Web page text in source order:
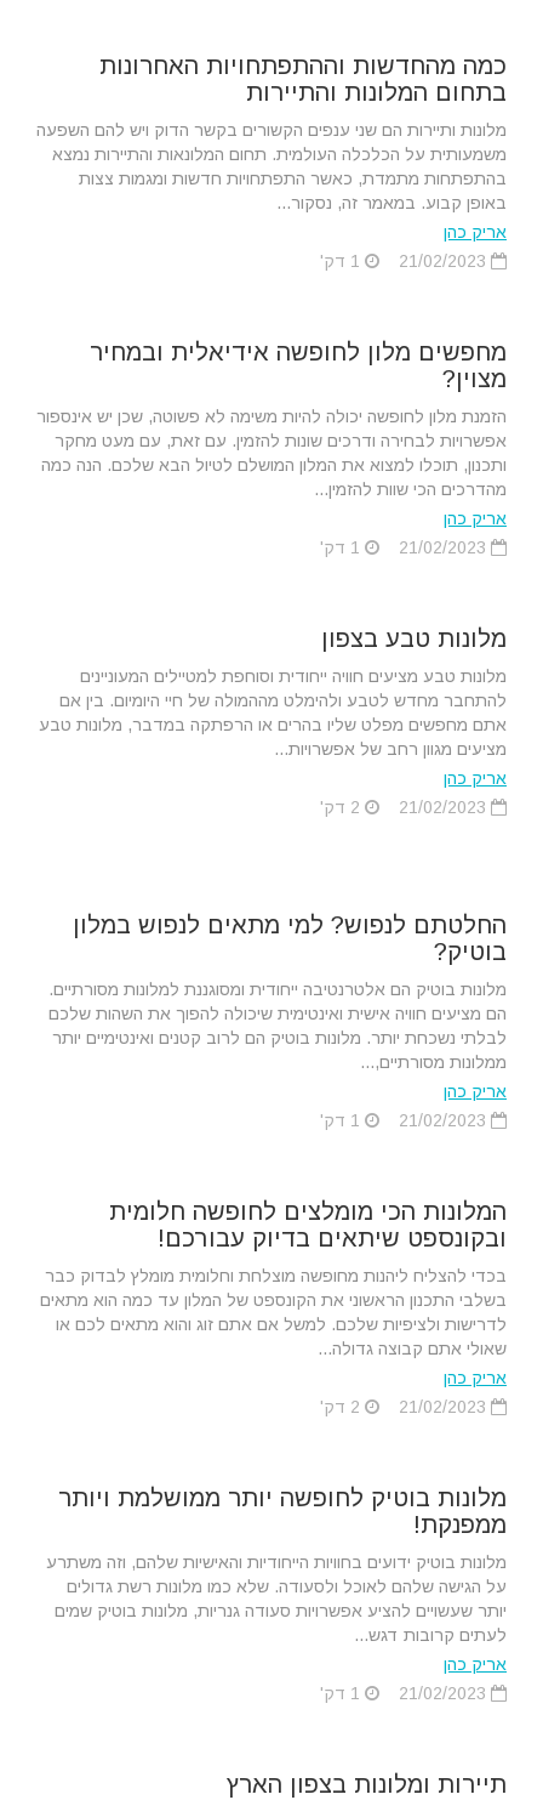
כמה מהחדשות וההתפתחויות האחרונות
בתחום המלונות והתיירות
מלונות ותיירות הם שני ענפים הקשורים בקשר הדוק ויש להם השפעה
משמעותית על הכלכלה העולמית. תחום המלונאות והתיירות נמצא
בהתפתחות מתמדת, כאשר התפתחויות חדשות ומגמות צצות
באופן קבוע. במאמר זה, נסקור...
אריק כהן
מחפשים מלון לחופשה אידיאלית ובמחיר
מצוין?
הזמנת מלון לחופשה יכולה להיות משימה לא פשוטה, שכן יש אינספור
אפשרויות לבחירה ודרכים שונות להזמין. עם זאת, עם מעט מחקר
ותכנון, תוכלו למצוא את המלון המושלם לטיול הבא שלכם. הנה כמה
מהדרכים הכי שוות להזמין...
אריק כהן
מלונות טבע בצפון
מלונות טבע מציעים חוויה ייחודית וסוחפת למטיילים המעוניינים
להתחבר מחדש לטבע ולהימלט מההמולה של חיי היומיום. בין אם
אתם מחפשים מפלט שליו בהרים או הרפתקה במדבר, מלונות טבע
מציעים מגוון רחב של אפשרויות...
אריק כהן
החלטתם לנפוש? למי מתאים לנפוש במלון
בוטיק?
מלונות בוטיק הם אלטרנטיבה ייחודית ומסוגננת למלונות מסורתיים.
הם מציעים חוויה אישית ואינטימית שיכולה להפוך את השהות שלכם
לבלתי נשכחת יותר. מלונות בוטיק הם לרוב קטנים ואינטימיים יותר
ממלונות מסורתיים,...
אריק כהן
המלונות הכי מומלצים לחופשה חלומית
ובקונספט שיתאים בדיוק עבורכם!
בכדי להצליח ליהנות מחופשה מוצלחת וחלומית מומלץ לבדוק כבר
בשלבי התכנון הראשוני את הקונספט של המלון עד כמה הוא מתאים
לדרישות ולציפיות שלכם. למשל אם אתם זוג והוא מתאים לכם או
שאולי אתם קבוצה גדולה...
אריק כהן
מלונות בוטיק לחופשה יותר ממושלמת ויותר
ממפנקת!
מלונות בוטיק ידועים בחוויות הייחודיות והאישיות שלהם, וזה משתרע
על הגישה שלהם לאוכל ולסעודה. שלא כמו מלונות רשת גדולים
יותר שעשויים להציע אפשרויות סעודה גנריות, מלונות בוטיק שמים
לעתים קרובות דגש...
אריק כהן
תיירות ומלונות בצפון הארץ